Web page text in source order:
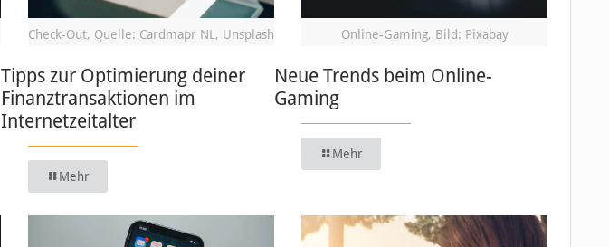
Check-Out, Quelle: Cardmapr NL, Unsplash
Tipps zur Optimierung deiner
Finanztransaktionen im
Internetzeitalter
Mehr
Online-Gaming, Bild: Pixabay
Neue Trends beim Online-
Gaming
Mehr